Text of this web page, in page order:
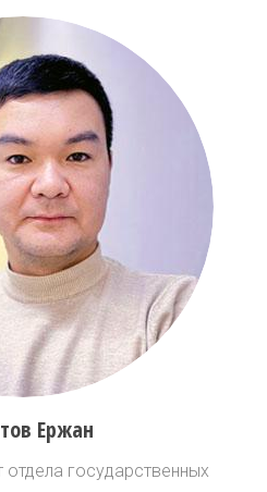
Ержан
государственных